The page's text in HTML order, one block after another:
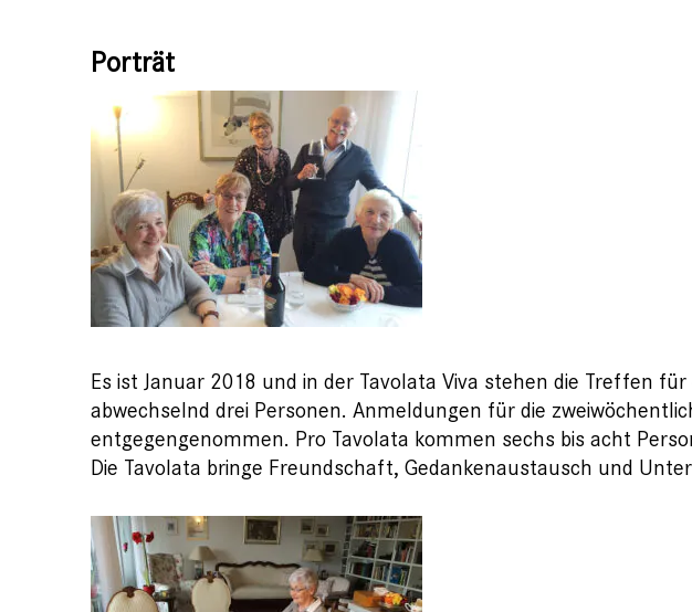
Porträt
Es ist Januar 2018 und in der Tavolata Viva stehen die Treffen
abwechselnd drei Personen. Anmeldungen für die
entgegengenommen. Pro Tavolata kommen sechs bis acht
Die Tavolata bringe Freundschaft, Gedankenaustausch und